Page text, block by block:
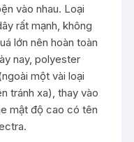
vào nhau. Loại
rất mạnh, không
lớn nên hoàn toàn
nay, polyester
một vài loại
tránh xa), thay vào
mật độ cao có tên